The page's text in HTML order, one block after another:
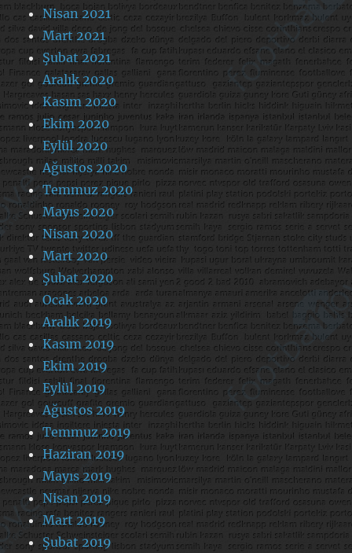
Nisan 2021
Mart 2021
Şubat 2021
Aralık 2020
Kasım 2020
Ekim 2020
Eylül 2020
Ağustos 2020
Temmuz 2020
Mayıs 2020
Nisan 2020
Mart 2020
Şubat 2020
Ocak 2020
Aralık 2019
Kasım 2019
Ekim 2019
Eylül 2019
Ağustos 2019
Temmuz 2019
Haziran 2019
Mayıs 2019
Nisan 2019
Mart 2019
Şubat 2019